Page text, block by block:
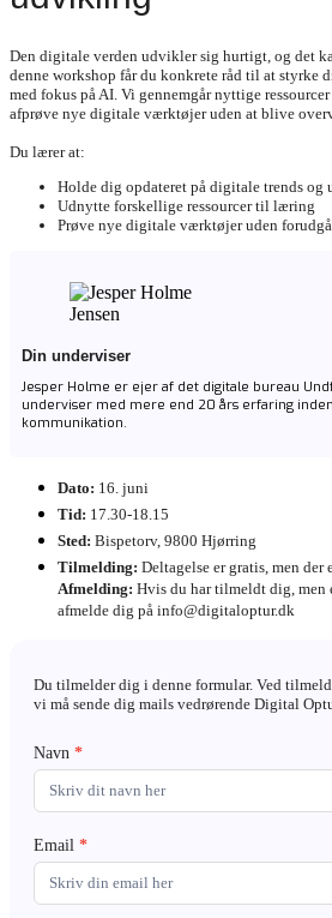
Den digitale verden udvikler sig hurtigt, og det
denne workshop får du konkrete råd til at styrke
med fokus på AI. Vi gennemgår nyttige
afprøve nye digitale værktøjer uden at blive
Du lærer at:
Holde dig opdateret på digitale trends
Udnytte forskellige ressourcer til læring
Prøve nye digitale værktøjer uden
Din underviser
Jesper Holme er ejer af det digitale bureau
underviser med mere end 20 års erfaring
kommunikation.
Dato: 16. juni
Tid: 17.30-18.15
Sted: Bispetorv, 9800 Hjørring
Tilmelding: Deltagelse er gratis, men der
Afmelding: Hvis du har tilmeldt dig, men
afmelde dig på info@digitaloptur.dk
D1
Du tilmelder dig i denne formular. Ved
vi må sende dig mails vedrørende Digital
Navn *
Email *